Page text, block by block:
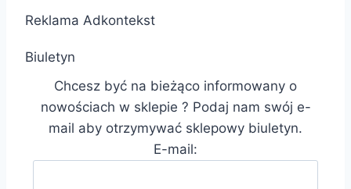
Reklama Adkontekst
Biuletyn
Chcesz być na bieżąco informowany o
nowościach w sklepie ? Podaj nam swój e-
mail aby otrzymywać sklepowy biuletyn.
E-mail: